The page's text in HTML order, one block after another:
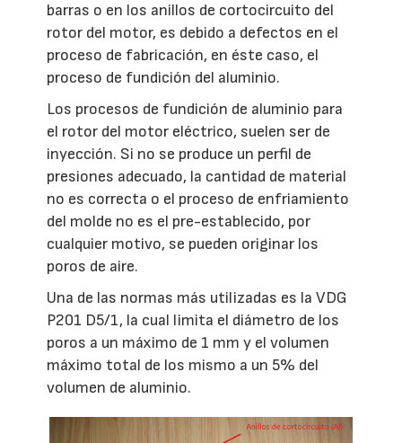
barras o en los anillos de cortocircuito del
rotor del motor, es debido a defectos en el
proceso de fabricación, en éste caso, el
proceso de fundición del aluminio.
Los procesos de fundición de aluminio para
el rotor del motor eléctrico, suelen ser de
inyección. Si no se produce un perfil de
presiones adecuado, la cantidad de material
no es correcta o el proceso de enfriamiento
del molde no es el pre-establecido, por
cualquier motivo, se pueden originar los
poros de aire.
Una de las normas más utilizadas es la VDG
P201 D5/1, la cual limita el diámetro de los
poros a un máximo de 1 mm y el volumen
máximo total de los mismo a un 5% del
volumen de aluminio.